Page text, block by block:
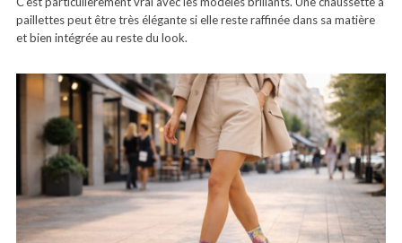
paillettes peut être très élégante si elle reste raffinée dans sa matière
et bien intégrée au reste du look.